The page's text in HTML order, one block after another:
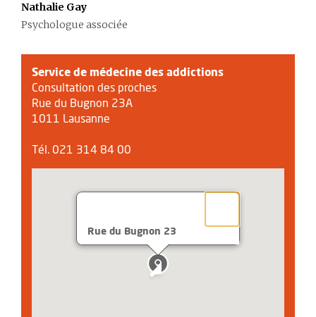
Nathalie Gay
Psychologue associée
Service de médecine des addictions
Consultation des proches
Rue du Bugnon 23A
1011 Lausanne
Tél. 021 314 84 00
Rue du Bugnon 23